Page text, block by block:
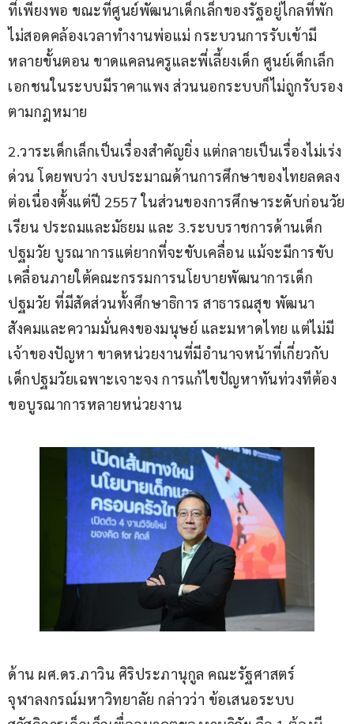
ที่เพียงพอ ขณะที่ศูนย์พัฒนาเด็กเล็กของรัฐอยู่ไกลที่พัก
ไม่สอดคล้องเวลาทำงานพ่อแม่ กระบวนการรับเข้ามี
หลายขั้นตอน ขาดแคลนครูและพี่เลี้ยงเด็ก ศูนย์เด็กเล็ก
เอกชนในระบบมีราคาแพง ส่วนนอกระบบก็ไม่ถูกรับรอง
ตามกฎหมาย
2.วาระเด็กเล็กเป็นเรื่องสำคัญยิ่ง แต่กลายเป็นเรื่องไม่เร่ง
ด่วน โดยพบว่า งบประมาณด้านการศึกษาของไทยลดลง
ต่อเนื่องตั้งแต่ปี 2557 ในส่วนของการศึกษาระดับก่อนวัย
เรียน ประถมและมัธยม และ 3.ระบบราชการด้านเด็ก
ปฐมวัย บูรณาการแต่ยากที่จะขับเคลื่อน แม้จะมีการขับ
เคลื่อนภายใต้คณะกรรมการนโยบายพัฒนาการเด็ก
ปฐมวัย ที่มีสัดส่วนทั้งศึกษาธิการ สาธารณสุข พัฒนา
สังคมและความมั่นคงของมนุษย์ และมหาดไทย แต่ไม่มี
เจ้าของปัญหา ขาดหน่วยงานที่มีอำนาจหน้าที่เกี่ยวกับ
เด็กปฐมวัยเฉพาะเจาะจง การแก้ไขปัญหาทันท่วงทีต้อง
ขอบูรณาการหลายหน่วยงาน
ด้าน ผศ.ดร.ภาวิน ศิริประภานุกูล คณะรัฐศาสตร์
จุฬาลงกรณ์มหาวิทยาลัย กล่าวว่า ข้อเสนอระบบ